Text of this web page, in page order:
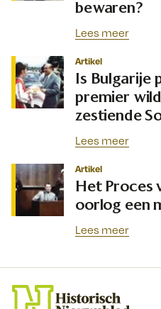
bewaren?
Lees meer
Artikel
Is Bulgarije
premier
zestiende
Lees meer
Artikel
Het Proces
oorlog een
Lees meer